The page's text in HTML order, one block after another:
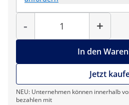
-
Menge
+
In den
Jetzt
NEU: Unternehmen können innerhalb
bezahlen mit